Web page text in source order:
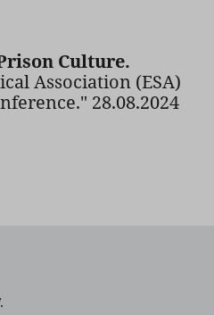
Culture.
Association (ESA)
28.08.2024